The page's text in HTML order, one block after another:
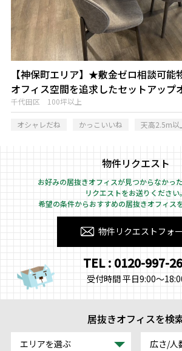
【神保町エリア】★敷金ゼロ相談可
オフィス空間を追求したセットアップ
千代田区 100坪以上
オシャレだね かっこいいね 天高2.5m以
物件リクエスト
お好みの居抜きオフィスが見つからなかっ
リクエストをお送りください。
希望の条件からおすすめの居抜きオフィス
物件リクエストフォ
TEL : 0120-997-
受付時間 平日9:00～
居抜きオフィスを検
エリアを選ぶ 広さ/人